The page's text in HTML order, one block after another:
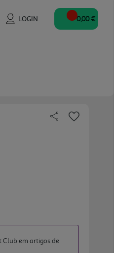
LOGIN 0,00 €
Club em artigos de